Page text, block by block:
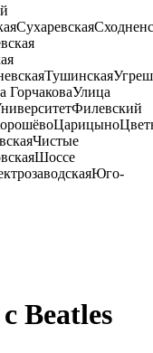
Сухаревская
Тушинская
ГорчаковаУлица
Филевский
Царицыно
Чистые
Шоссе
Юго-
Beatles